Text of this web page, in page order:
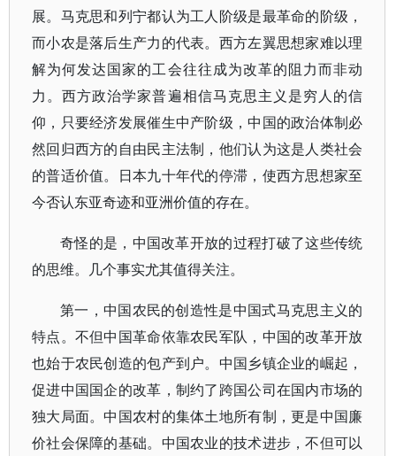
展。马克思和列宁都认为工人阶级是最革命的阶级，
而小农是落后生产力的代表。西方左翼思想家难以理
解为何发达国家的工会往往成为改革的阻力而非动
力。西方政治学家普遍相信马克思主义是穷人的信
仰，只要经济发展催生中产阶级，中国的政治体制必
然回归西方的自由民主法制，他们认为这是人类社会
的普适价值。日本九十年代的停滞，使西方思想家至
今否认东亚奇迹和亚洲价值的存在。
奇怪的是，中国改革开放的过程打破了这些传统
的思维。几个事实尤其值得关注。
第一，中国农民的创造性是中国式马克思主义的
特点。不但中国革命依靠农民军队，中国的改革开放
也始于农民创造的包产到户。中国乡镇企业的崛起，
促进中国国企的改革，制约了跨国公司在国内市场的
独大局面。中国农村的集体土地所有制，更是中国廉
价社会保障的基础。中国农业的技术进步，不但可以